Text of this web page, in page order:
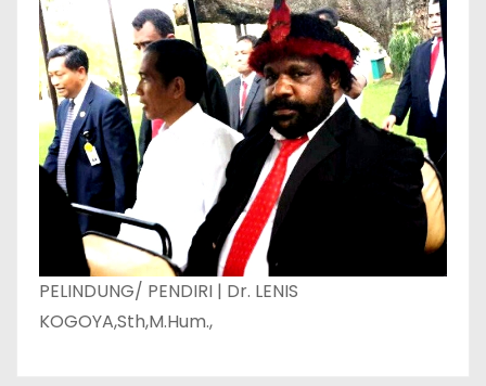
PELINDUNG/ PENDIRI | Dr. LENIS
KOGOYA,Sth,M.Hum.,